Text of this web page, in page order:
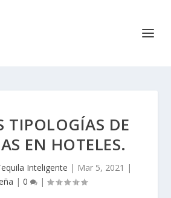
TIPOLOGÍAS DE
EN HOTELES.
Inteligente | Mar 5, 2021 |
| 0 |